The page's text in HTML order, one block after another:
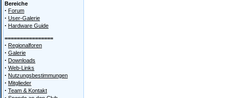
Bereiche
· Forum
· User-Galerie
· Hardware Guide
================
· Regionalforen
· Galerie
· Downloads
· Web-Links
· Nutzungsbestimmungen
· Mitglieder
· Team & Kontakt